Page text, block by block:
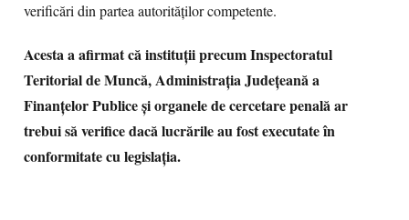
verificări din partea autorităților competente.
Acesta a afirmat că instituții precum Inspectoratul
Teritorial de Muncă, Administrația Județeană a
Finanțelor Publice și organele de cercetare penală ar
trebui să verifice dacă lucrările au fost executate în
conformitate cu legislația.